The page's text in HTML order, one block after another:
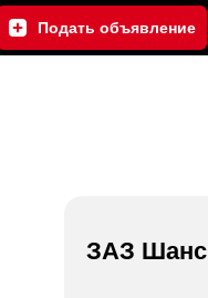
Подать объявление
ЗАЗ Шанс